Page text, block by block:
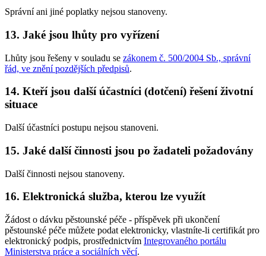
Správní ani jiné poplatky nejsou stanoveny.
13. Jaké jsou lhůty pro vyřízení
Lhůty jsou řešeny v souladu se zákonem č. 500/2004 Sb., správní
řád, ve znění pozdějších předpisů.
14. Kteří jsou další účastníci (dotčení) řešení životní
situace
Další účastníci postupu nejsou stanoveni.
15. Jaké další činnosti jsou po žadateli požadovány
Další činnosti nejsou stanoveny.
16. Elektronická služba, kterou lze využít
Žádost o dávku pěstounské péče - příspěvek při ukončení
pěstounské péče můžete podat elektronicky, vlastníte-li certifikát pro
elektronický podpis, prostřednictvím Integrovaného portálu
Ministerstva práce a sociálních věcí.